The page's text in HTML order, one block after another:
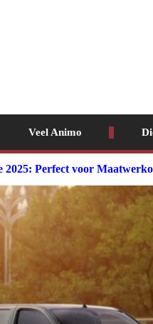
Veel Animo
Perfect voor